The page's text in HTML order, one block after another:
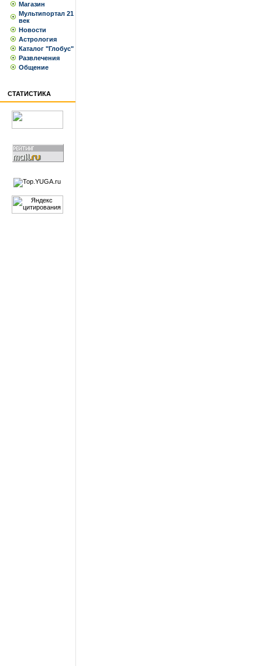
Магазин
Мультипортал 21
век
Новости
Астрология
Каталог "Глобус"
Развлечения
Общение
СТАТИСТИКА